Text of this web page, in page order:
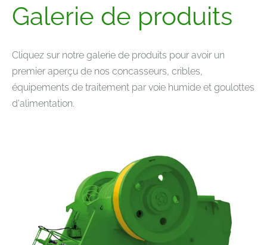
Galerie de produits
Cliquez sur notre galerie de produits pour avoir un
premier aperçu de nos concasseurs, cribles,
équipements de traitement par voie humide et goulottes
d'alimentation.